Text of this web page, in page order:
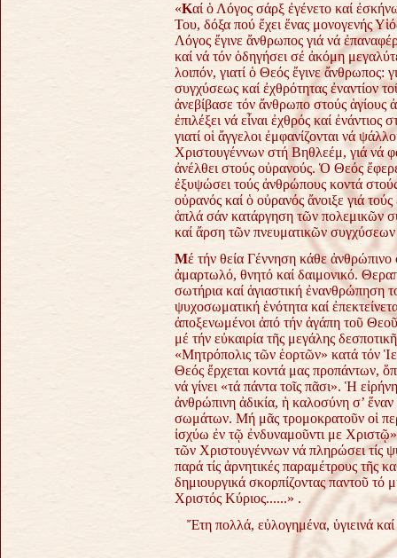
«Καί ὁ Λόγος σάρξ ἐγένετο καί
Του, δόξα πού ἔχει ἕνας μονογενής
Λόγος ἔγινε ἄνθρωπος γιά νά
καί νά τόν ὁδηγήσει σέ ἀκόμη
λοιπόν, γιατί ὁ Θεός ἔγινε ἄνθρωπος:
συγχύσεως καί ἐχθρότητας ἐναντίον
ἀνεβίβασε τόν ἄνθρωπο στούς
ἐπιλέξει νά εἶναι ἐχθρός καί
γιατί οἱ ἄγγελοι ἐμφανίζονται νά
Χριστουγέννων στή Βηθλεέμ, γιά νά
ἀνέλθει στούς οὐρανούς. Ὁ Θεός
ἐξυψώσει τούς ἀνθρώπους κοντά
οὐρανός καί ὁ οὐρανός ἄνοιξε γιά τούς
ἁπλά σάν κατάργηση τῶν πολεμικῶν
καί ἄρση τῶν πνευματικῶν συγχύσεων
Μέ τήν θεία Γέννηση κάθε ἀνθρώπινο
ἀμαρτωλό, θνητό καί δαιμονικό.
σωτήρια καί ἁγιαστική ἐνανθρώπηση
ψυχοσωματική ἑνότητα καί
ἀποξενωμένοι ἀπό τήν ἀγάπη τοῦ
μέ τήν εὐκαιρία τῆς μεγάλης
«Μητρόπολις τῶν ἑορτῶν» κατά τόν
Θεός ἔρχεται κοντά μας προπάντων,
νά γίνει «τά πάντα τοῖς πᾶσι». Ἡ
ἀνθρώπινη ἀδικία, ἡ καλοσύνη σ’
σωμάτων. Μή μᾶς τρομοκρατοῦν οἱ
ἰσχύω ἐν τῷ ἐνδυναμοῦντι με
τῶν Χριστουγέννων νά πληρώσειτίς
παρά τίς ἀρνητικές παραμέτρους τῆς
δημιουργικά σκορπίζονταςπαντοῦ τό
Χριστός Κύριος......» .
Ἔτη πολλά, εὐλογημένα, ὑγιεινά